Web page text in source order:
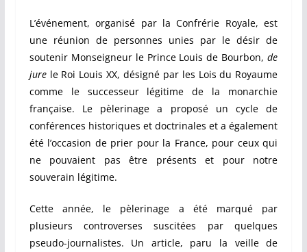
L’événement, organisé par la Confrérie Royale, est
une réunion de personnes unies par le désir de
soutenir Monseigneur le Prince Louis de Bourbon,de
jurele Roi Louis XX, désigné par les Lois du Royaume
comme le successeur légitime de la monarchie
française. Le pèlerinage a proposé un cycle de
conférences historiques et doctrinales et a également
été l’occasion de prier pour la France, pour ceux qui
ne pouvaient pas être présents et pour notre
souverain légitime.
Cette année, le pèlerinage a été marqué par
plusieurs controverses suscitées par quelques
pseudo-journalistes. Un article, paru la veille de